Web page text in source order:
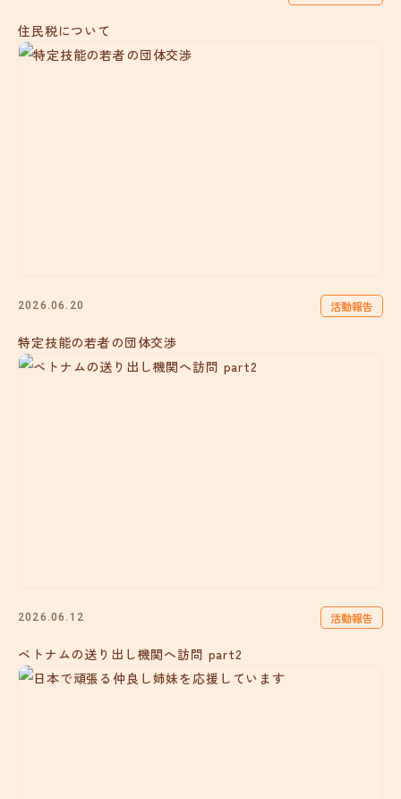
住民税について
2026.06.20 活動報告
特定技能の若者の団体交渉
2026.06.12 活動報告
ベトナムの送り出し機関へ訪問 part2